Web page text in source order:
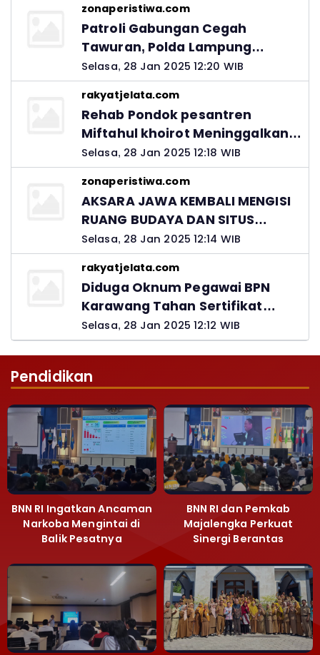
zonaperistiwa.com
Patroli Gabungan Cegah
Tawuran, Polda Lampung
Ingatkan Peran Orang Tua
Selasa, 28 Jan 2025 12:20 WIB
rakyatjelata.com
Rehab Pondok pesantren
Miftahul khoirot Meninggalkan
Hutang Ke Material, Mantan
Kadis PUPR Harus Bertanggung
Jawab
Selasa, 28 Jan 2025 12:18 WIB
zonaperistiwa.com
AKSARA JAWA KEMBALI MENGISI
RUANG BUDAYA DAN SITUS
LELUHUR NUSANTARA
Selasa, 28 Jan 2025 12:14 WIB
rakyatjelata.com
Diduga Oknum Pegawai BPN
Karawang Tahan Sertifikat
Pemohon PTSL
Selasa, 28 Jan 2025 12:12 WIB
Pendidikan
BNN RI Ingatkan Ancaman
Narkoba Mengintai di
Balik Pesatnya
Majalengka
BNN RI dan Pemkab
Majalengka Perkuat
Sinergi Berantas
Narkoba